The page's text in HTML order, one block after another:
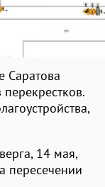
Саратова
14 мая,
пересечении